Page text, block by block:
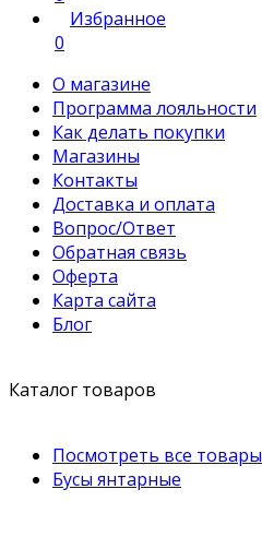
Избранное
0
О магазине
Программа лояльности
Как делать покупки
Магазины
Контакты
Доставка и оплата
Вопрос/Ответ
Обратная связь
Оферта
Карта сайта
Блог
Каталог товаров
Посмотреть все товары
Бусы янтарные